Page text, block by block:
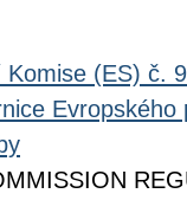
Komise (ES) č.